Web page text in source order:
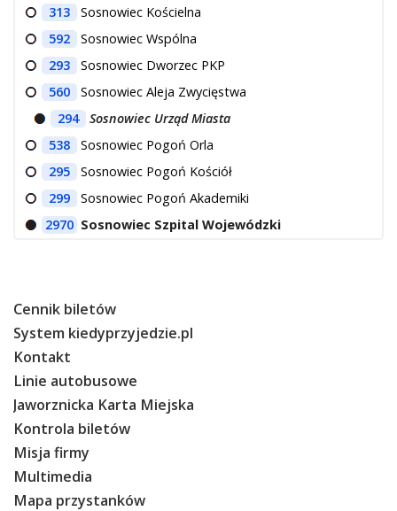
313
Sosnowiec Kościelna
592
Sosnowiec Wspólna
293
Sosnowiec Dworzec PKP
560
Sosnowiec Aleja Zwycięstwa
294
Sosnowiec Urząd Miasta
538
Sosnowiec Pogoń Orla
295
Sosnowiec Pogoń Kościół
299
Sosnowiec Pogoń Akademiki
2970 Sosnowiec Szpital Wojewódzki
Cennik biletów
System kiedyprzyjedzie.pl
Kontakt
Linie autobusowe
Jaworznicka Karta Miejska
Kontrola biletów
Misja firmy
Multimedia
Mapa przystanków